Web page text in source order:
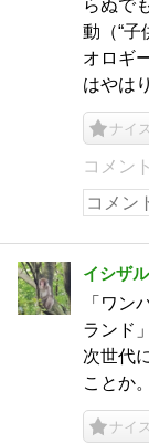
らぬで
動（“子
オロギ
はやは
ナイス
コメン
イシザル
「ワン
ランド
次世代
ことか。
ナイス